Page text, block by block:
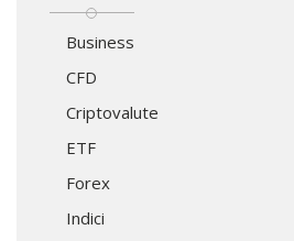
Business
CFD
Criptovalute
ETF
Forex
Indici